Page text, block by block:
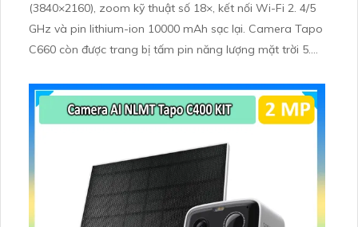
(3840×2160), zoom kỹ thuật số 18×, kết nối Wi-Fi 2. 4/5
GHz và pin lithium-ion 10000 mAh sạc lại. Camera Tapo
C660 còn được trang bị tấm pin năng lượng mặt trời 5.
tiện, lưu trữ thẻ microSD tối đa 512 GB